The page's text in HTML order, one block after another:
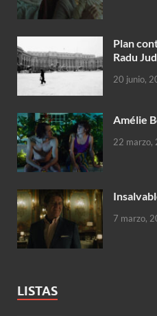
Plan
Radu
20 junio,
Amélie
22 marzo,
7 marzo,
LISTAS